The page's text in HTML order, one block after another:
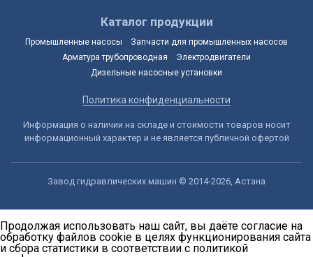
Каталог продукции
Промышленные насосы
Запчасти для промышленных насосов
Арматура трубопроводная
Электродвигатели
Дизельные насосные установки
Политика конфиденциальности
Информация о наличии на складе и стоимости товаров носит
информационный характер и не является публичной офертой
Завод гидравлических машин © 2014-2026, Астана
Продолжая использовать наш сайт, вы даёте согласие на
обработку файлов cookie в целях функционирования сайта
и сбора статистики в соответствии с политикой